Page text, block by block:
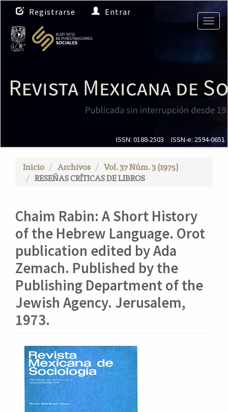
N
a
v
e
g
i
ó
n
c
C
o
n
t
e
n
i
d
o
p
r
n
Registrarse Entrar
ISSN: 0188-2503 ISSN-e: 2594-0651
Inicio Archivos
Vol. 37 Núm. 3 (1975)
RESEÑAS CRÍTICAS DE LIBROS
Chaim Rabin: A Short History
of the Hebrew Language. Orot
publication edited by Ada
Zemach. Published by the
Publishing Department of the
Jewish Agency. Jerusalem,
1973.
Barra
lateral
del
artículo